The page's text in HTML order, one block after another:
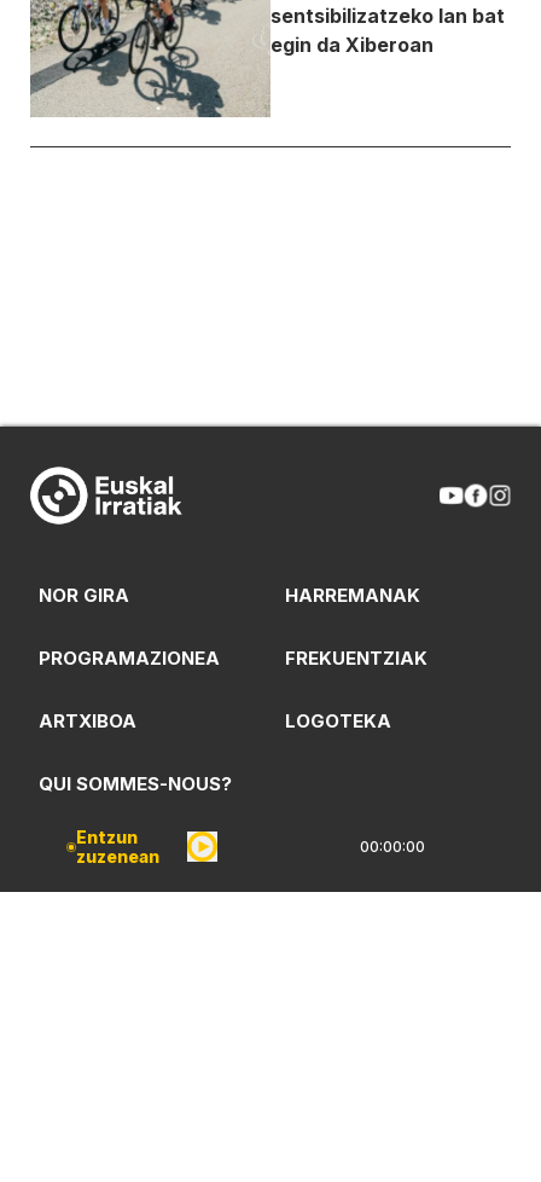
Entzun
zuzenean
00:00:00
sentsibilizatzeko lan bat
egin da Xiberoan
NOR GIRA HARREMANAK
PROGRAMAZIONEA FREKUENTZIAK
ARTXIBOA LOGOTEKA
QUI SOMMES-NOUS?
Lege Oharrak
Pribatarzün Politika